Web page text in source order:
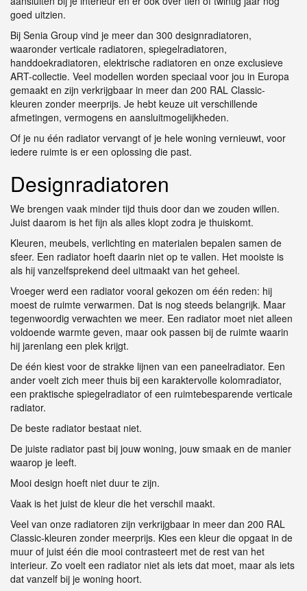
goed uitzien.
Bij Senia Group vind je meer dan 300 designradiatoren,
waaronder verticale radiatoren, spiegelradiatoren,
handdoekradiatoren, elektrische radiatoren en onze exclusieve
ART-collectie. Veel modellen worden speciaal voor jou in Europa
gemaakt en zijn verkrijgbaar in meer dan 200 RAL Classic-
kleuren zonder meerprijs. Je hebt keuze uit verschillende
afmetingen, vermogens en aansluitmogelijkheden.
Of je nu één radiator vervangt of je hele woning vernieuwt, voor
iedere ruimte is er een oplossing die past.
Designradiatoren
We brengen vaak minder tijd thuis door dan we zouden willen.
Juist daarom is het fijn als alles klopt zodra je thuiskomt.
Kleuren, meubels, verlichting en materialen bepalen samen de
sfeer. Een radiator hoeft daarin niet op te vallen. Het mooiste is
als hij vanzelfsprekend deel uitmaakt van het geheel.
Vroeger werd een radiator vooral gekozen om één reden: hij
moest de ruimte verwarmen. Dat is nog steeds belangrijk. Maar
tegenwoordig verwachten we meer. Een radiator moet niet alleen
voldoende warmte geven, maar ook passen bij de ruimte waarin
hij jarenlang een plek krijgt.
De één kiest voor de strakke lijnen van een paneelradiator. Een
ander voelt zich meer thuis bij een karaktervolle kolomradiator,
een praktische spiegelradiator of een ruimtebesparende verticale
radiator.
De beste radiator bestaat niet.
De juiste radiator past bij jouw woning, jouw smaak en de manier
waarop je leeft.
Mooi design hoeft niet duur te zijn.
Vaak is het juist de kleur die het verschil maakt.
Veel van onze radiatoren zijn verkrijgbaar in meer dan 200 RAL
Classic-kleuren zonder meerprijs. Kies een kleur die opgaat in de
muur of juist één die mooi contrasteert met de rest van het
interieur. Zo voelt een radiator niet als iets dat moet, maar als iets
dat vanzelf bij je woning hoort.